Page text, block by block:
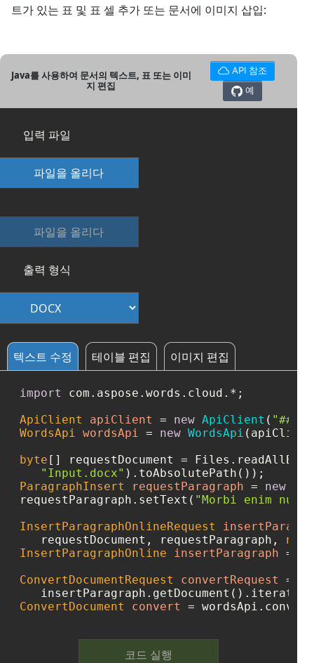
트가 있는 표 및 표 셀 추가 또는 문서에 이미지 삽입:
Java를 사용하여 문서의 텍스트, 표 또는 이미
지 편집
API 참조
예
입력 파일
파일을 올리다
파일을 올리다
출력 형식
텍스트 수정 테이블 편집 이미지 편집
import
com.aspose.words.cloud.*;
ApiClient
apiClient = new ApiClient (
WordsApi wordsApi = new WordsApi
byte [] requestDocument =
"Input.docx"
ParagraphInsert
requestParagraph = new
requestParagraph.setText( "Morbi enim
InsertParagraphOnlineRequest
   requestDocument, requestParagraph,
null
InsertParagraphOnline
insertParagraph =
ConvertDocumentRequest
convertRequest =
ConvertDocument
convert =
코드 실행